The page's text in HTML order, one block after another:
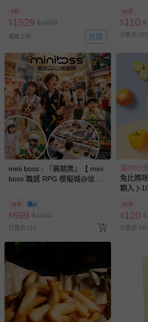
9折
$1529 $1699
最新上架 追蹤
92折
$110 $
已售出 553
mini boss - 『展期票』【 mini
boss 職感 RPG 模擬城@信義
換，依現場梯次安排入場，逾
期作廢) (兒童票(2歲以上)贈一
名陪伴成人)
58折
$699 $1200
已售出 112
滿800元
兔比媽
顆入 )-
92折
$120 $
已售出 495